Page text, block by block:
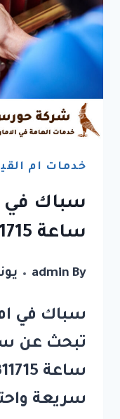
خدمات ام
ساعة 0581311715
By
admin يونيو
سباك في ام
سريعة